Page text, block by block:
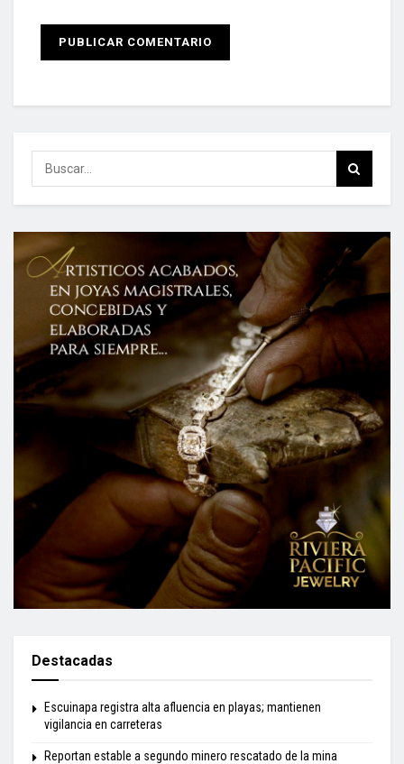
Destacadas
Escuinapa registra alta afluencia en playas; mantienen
vigilancia en carreteras
Reportan estable a segundo minero rescatado de la mina